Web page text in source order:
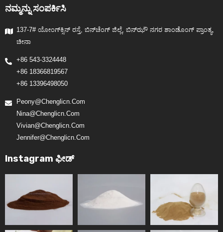
ನಮ್ಮನ್ನು ಸಂಪರ್ಕಿಸಿ
137-7# ಯೋಂಗ್‌ಕ್ಸಿನ್ ರಸ್ತೆ, ಬಿನ್‌ಚೆಂಗ್ ಜಿಲ್ಲೆ, ಬಿನ್‌ಝೌ ನಗರ ಶಾಂಡೊಂಗ್ ಪ್ರಾಂತ್ಯ,
ಚೀನಾ
+86 543-3324448
+86 18366819567
+86 13396498050
Peony@chenglicn.com
Nina@chenglicn.com
Vivian@chenglicn.com
Jennifer@chenglicn.com
Instagram ಫೀಡ್